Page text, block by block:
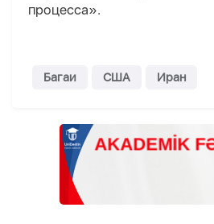
процесса».
Багаи США Иран